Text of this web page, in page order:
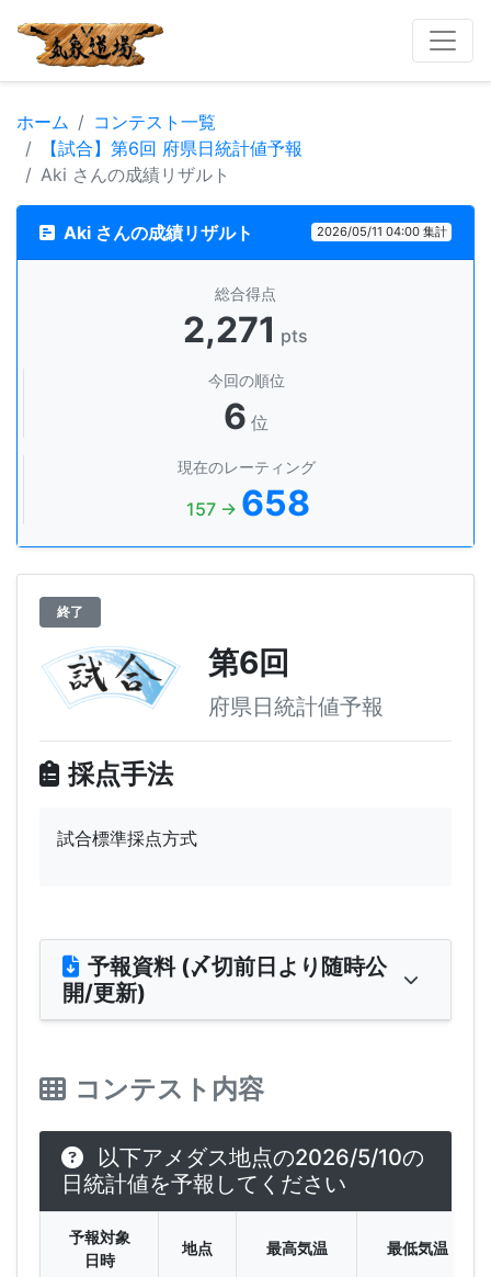
ホーム
コンテスト一覧
【試合】第6回 府県日統計値予報
Aki さんの成績リザルト
Aki さんの成績リザルト 2026/05/11 04:00 集計
総合得点
2,271 pts
今回の順位
6 位
現在のレーティング
157 → 658
終了
第6回
府県日統計値予報
採点手法
試合標準採点方式
予報資料 (〆切前日より随時公
開/更新)
コンテスト内容
以下アメダス地点の2026/5/10の
日統計値を予報してください
予報対象
日時
地点 最高気温 最低気温